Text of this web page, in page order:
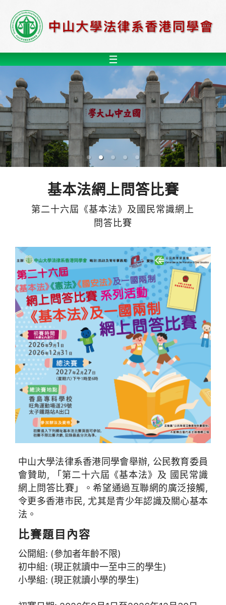
基本法網上問答比賽
第二十六屆《基本法》及國民常識網上
問答比賽
中山大學法律系香港同學會舉辦, 公民教育委員
會贊助, 「第二十六屆《基本法》及 國民常識
網上問答比賽」。希望通過互聯網的廣泛接觸,
令更多香港市民, 尤其是青少年認識及關心基本
法。
比賽題目內容
公開組: (參加者年齡不限)
初中組: (現正就讀中一至中三的學生)
小學組: (現正就讀小學的學生)